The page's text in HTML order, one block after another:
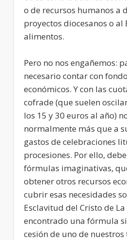
o de recursos humanos a
proyectos diocesanos o al
alimentos.
Pero no nos engañemos:
necesario contar con
económicos. Y con las
cofrade (que suelen
los 15 y 30 euros al año)
normalmente más que a
gastos de celebraciones
procesiones. Por ello,
fórmulas imaginativas,
obtener otros recursos
cubrir esas necesidades
Esclavitud del Cristo de
encontrado una fórmula
cesión de uno de nuestros